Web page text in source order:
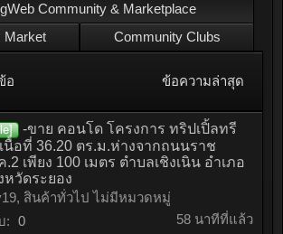
Community & Marketplace
Market
Community Clubs
อ ข้อความล่าสุด
-ขาย คอนโด โครงการ ทริปเปิ้ลทรี
นื้อที่ 36.20 ตร.ม.ห่างจากถนนราช
เพียง 100 เมตร ตำบลเชิงเนิน อำเภอ
หวัดระยอง
, สินค้าทั่วไป ไม่มีหมวดหมู่
: 0 58 นาทีที่แล้ว